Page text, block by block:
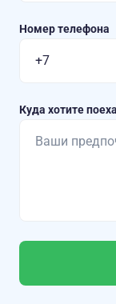
Номер телефона
Куда хотите